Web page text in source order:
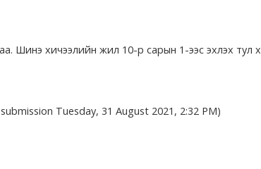
Шинэ хичээлийн жил 10-р сарын 1-ээс эхлэх тул
Tuesday, 31 August 2021, 2:32 PM)